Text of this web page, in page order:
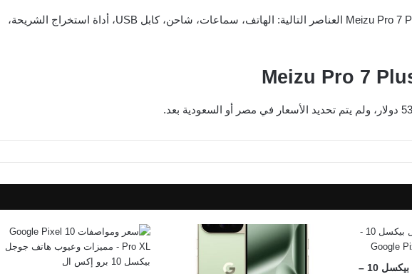
تتضمن علبة هاتف Meizu Pro 7 Plus العناصر التالية: الهاتف، سماعات، شاحن، كابل USB، أداة استخراج الشريحة،
سعر ومواصفات جوجل بيكسل 10 –